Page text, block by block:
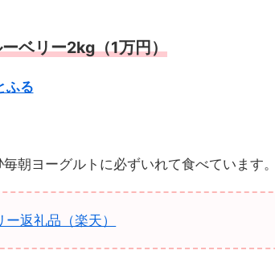
ベリー2kg（1万円）
ふる
朝ヨーグルトに必ずいれて食べています。
返礼品（楽天）